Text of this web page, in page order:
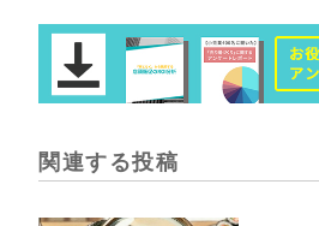
関連する投稿